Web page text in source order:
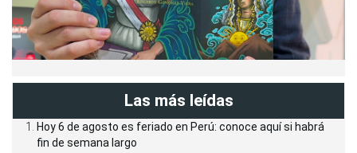
Las más leídas
Hoy 6 de agosto es feriado en Perú: conoce aquí si habrá
fin de semana largo